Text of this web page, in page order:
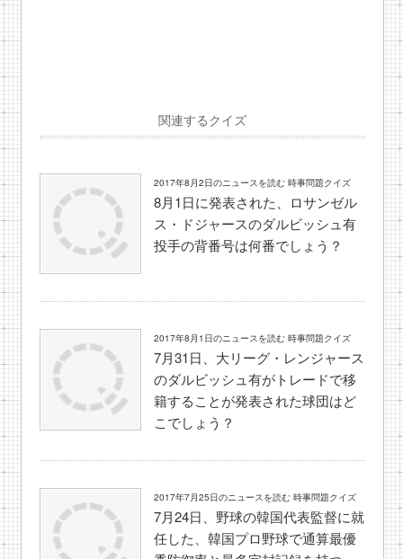
関連するクイズ
2017年8月2日のニュースを読む 時事問題クイズ
8月1日に発表された、ロサンゼル
ス・ドジャースのダルビッシュ有
投手の背番号は何番でしょう？
2017年8月1日のニュースを読む 時事問題クイズ
7月31日、大リーグ・レンジャース
のダルビッシュ有がトレードで移
籍することが発表された球団はど
こでしょう？
2017年7月25日のニュースを読む 時事問題クイズ
7月24日、野球の韓国代表監督に就
任した、韓国プロ野球で通算最優